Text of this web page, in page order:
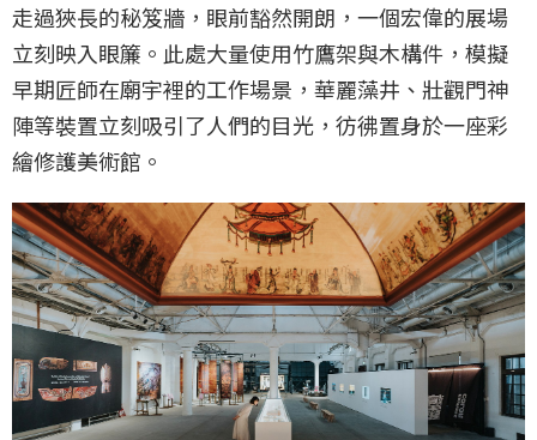
走過狹長的秘笈牆，眼前豁然開朗，一個宏偉的展場
立刻映入眼簾。此處大量使用竹鷹架與木構件，模擬
早期匠師在廟宇裡的工作場景，華麗藻井、壯觀門神
陣等裝置立刻吸引了人們的目光，彷彿置身於一座彩
繪修護美術館。